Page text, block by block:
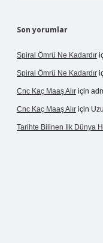
Son yorumlar
Spiral Ömrü Ne Kadardır
Spiral Ömrü Ne Kadardır
Cnc Kaç Maaş Alır için
Cnc Kaç Maaş Alır için
Tarihte Bilinen Ilk Dünya